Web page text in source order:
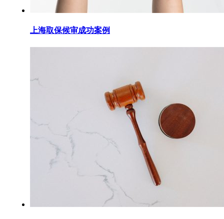
上海取保候审成功案例